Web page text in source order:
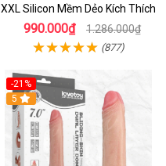
XXL Silicon Mềm Dẻo Kích Thích
990.000₫ 1.286.000₫
(877)
-21%
Hot
5